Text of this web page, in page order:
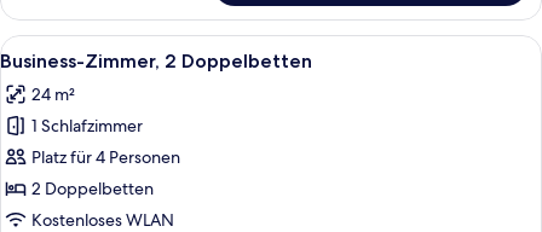
1
Schlafzimmer,
Stadtblick
Alle
Fotos
für
Business-
Zimmer,
2 Doppelbetten
anzeigen
Ein Hotelzimmer mit zwei Betten,
8
Business-Zimmer, 2 Doppelbetten
24 m²
1 Schlafzimmer
Platz für 4 Personen
2 Doppelbetten
Kostenloses WLAN